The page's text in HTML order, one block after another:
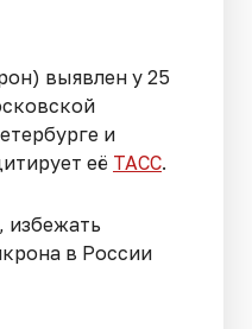
выявлен у 25
и
её ТАСС.
избежать
в России